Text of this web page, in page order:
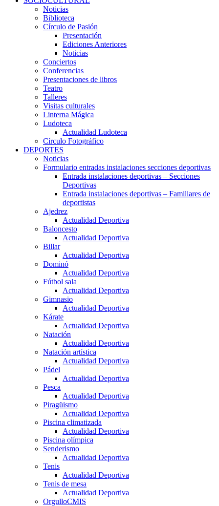
Noticias
Biblioteca
Círculo de Pasión
Presentación
Ediciones Anteriores
Noticias
Conciertos
Conferencias
Presentaciones de libros
Teatro
Talleres
Visitas culturales
Linterna Mágica
Ludoteca
Actualidad Ludoteca
Círculo Fotográfico
DEPORTES
Noticias
Formulario entradas instalaciones secciones deportivas
Entrada instalaciones deportivas – Secciones
Deportivas
Entrada instalaciones deportivas – Familiares de
deportistas
Ajedrez
Actualidad Deportiva
Baloncesto
Actualidad Deportiva
Billar
Actualidad Deportiva
Dominó
Actualidad Deportiva
Fútbol sala
Actualidad Deportiva
Gimnasio
Actualidad Deportiva
Kárate
Actualidad Deportiva
Natación
Actualidad Deportiva
Natación artística
Actualidad Deportiva
Pádel
Actualidad Deportiva
Pesca
Actualidad Deportiva
Piragüismo
Actualidad Deportiva
Piscina climatizada
Actualidad Deportiva
Piscina olímpica
Senderismo
Actualidad Deportiva
Tenis
Actualidad Deportiva
Tenis de mesa
Actualidad Deportiva
OrgulloCMIS